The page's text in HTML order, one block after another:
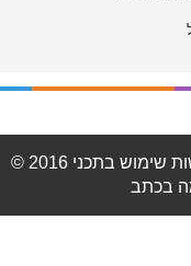
© 2016 כל הזכויות שמורות לבעלי האתר. אין לעשות שימוש בתכני
בכתב